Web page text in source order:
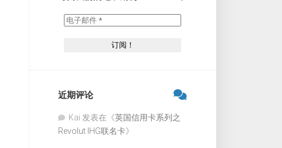
近期评论
Kai 发表在《英国信用卡系列之
Revolut IHG联名卡》